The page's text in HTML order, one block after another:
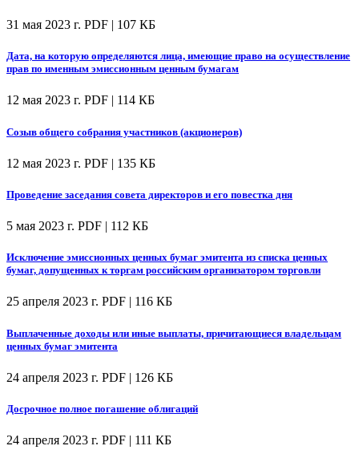
31 мая 2023 г. PDF | 107 КБ
Дата, на которую определяются лица, имеющие право на осуществление
прав по именным эмиссионным ценным бумагам
12 мая 2023 г. PDF | 114 КБ
Созыв общего собрания участников (акционеров)
12 мая 2023 г. PDF | 135 КБ
Проведение заседания совета директоров и его повестка дня
5 мая 2023 г. PDF | 112 КБ
Исключение эмиссионных ценных бумаг эмитента из списка ценных
бумаг, допущенных к торгам российским организатором торговли
25 апреля 2023 г. PDF | 116 КБ
Выплаченные доходы или иные выплаты, причитающиеся владельцам
ценных бумаг эмитента
24 апреля 2023 г. PDF | 126 КБ
Досрочное полное погашение облигаций
24 апреля 2023 г. PDF | 111 КБ